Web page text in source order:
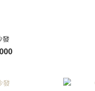
發